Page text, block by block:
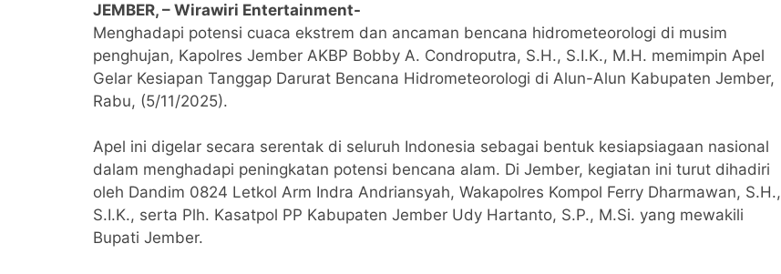
JEMBER, – Wirawiri Entertainment-
Menghadapi potensi cuaca ekstrem dan ancaman bencana hidrometeorologi di musim
penghujan, Kapolres Jember AKBP Bobby A. Condroputra, S.H., S.I.K., M.H. memimpin Apel
Gelar Kesiapan Tanggap Darurat Bencana Hidrometeorologi di Alun-Alun Kabupaten Jember,
Rabu, (5/11/2025).
Apel ini digelar secara serentak di seluruh Indonesia sebagai bentuk kesiapsiagaan nasional
dalam menghadapi peningkatan potensi bencana alam. Di Jember, kegiatan ini turut dihadiri
oleh Dandim 0824 Letkol Arm Indra Andriansyah, Wakapolres Kompol Ferry Dharmawan, S.H.,
S.I.K., serta Plh. Kasatpol PP Kabupaten Jember Udy Hartanto, S.P., M.Si. yang mewakili
Bupati Jember.